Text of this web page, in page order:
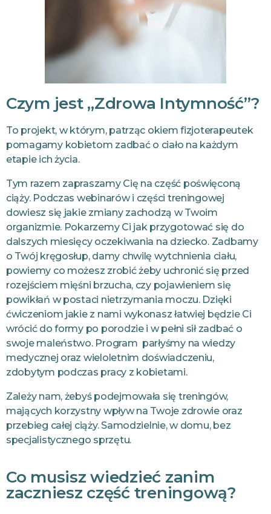
Czym jest „Zdrowa Intymność”?
To projekt, w którym, patrząc okiem fizjoterapeutek
pomagamy kobietom zadbać o ciało na każdym
etapie ich życia.
Tym razem zapraszamy Cię na część poświęconą
ciąży. Podczas webinarów i części treningowej
dowiesz się jakie zmiany zachodzą w Twoim
organizmie. Pokarzemy Ci jak przygotować się do
dalszych miesięcy oczekiwania na dziecko. Zadbamy
o Twój kręgosłup, damy chwilę wytchnienia ciału,
powiemy co możesz zrobić żeby uchronić się przed
rozejściem mięśni brzucha, czy pojawieniem się
powikłań w postaci nietrzymania moczu. Dzięki
ćwiczeniom jakie z nami wykonasz łatwiej będzie Ci
wrócić do formy po porodzie i w pełni sił zadbać o
swoje maleństwo. Program parłyśmy na wiedzy
medycznej oraz wieloletnim doświadczeniu,
zdobytym podczas pracy z kobietami.
Zależy nam, żebyś podejmowała się treningów,
mających korzystny wpływ na Twoje zdrowie oraz
przebieg całej ciąży. Samodzielnie, w domu, bez
specjalistycznego sprzętu.
Co musisz wiedzieć zanim
zaczniesz część treningową?